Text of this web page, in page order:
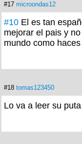
#17 microondas12
#10 El es tan
mejorar el pais y
mundo como haces
#18 tomas123450
Lo va a leer su